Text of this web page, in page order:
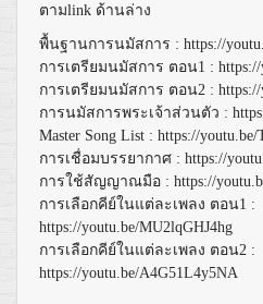
ตามlink ด้านล่าง
พื้นฐานการนมัสการ : https://
การเตรียมนมัสการ ตอน1 :
การเตรียมนมัสการ ตอน2 :
การนมัสการพระเจ้าส่วนตัว :
Master Song List : https://
การเชื่อมบรรยากาศ : https://
การใช้สัญญาณมือ : https://
การเลือกคีย์ในแต่ละเพลง ตอน1 :
https://youtu.be/MU2lqGHJ4hg
การเลือกคีย์ในแต่ละเพลง ตอน2 :
https://youtu.be/A4G51L4y5NA